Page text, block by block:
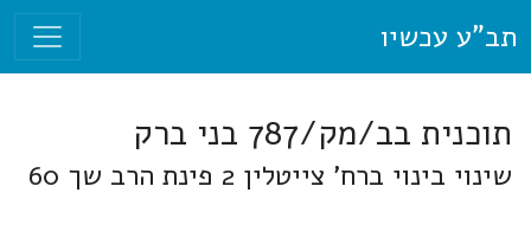
תב"ע עכשיו
תוכנית בב/מק/787 בני ברק
שינוי בינוי ברח' צייטלין 2 פינת הרב שך 60